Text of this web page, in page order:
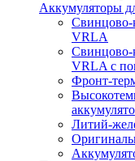
Аккумуляторы
Свинцово-
VRLA
Свинцово-
VRLA с
Фронт-
Литий-